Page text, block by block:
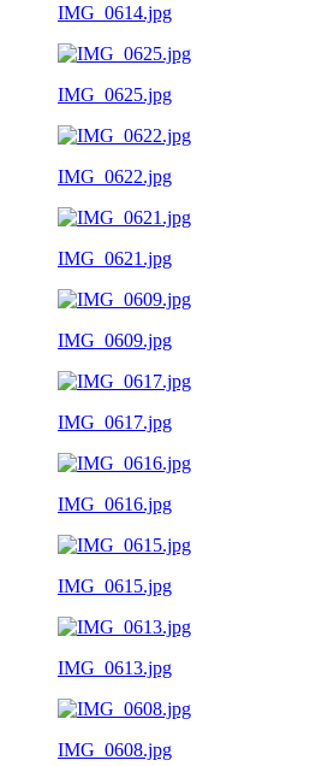
IMG_0614.jpg
IMG_0625.jpg
IMG_0622.jpg
IMG_0621.jpg
IMG_0609.jpg
IMG_0617.jpg
IMG_0616.jpg
IMG_0615.jpg
IMG_0613.jpg
IMG_0608.jpg